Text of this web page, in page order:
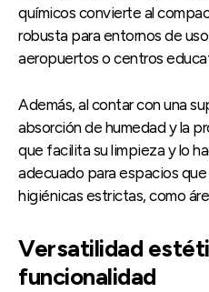
químicos convierte al
robusta para entornos de
aeropuertos o centros
Además, al contar con una
absorción de humedad y la
que facilita su limpieza y lo
adecuado para espacios
higiénicas estrictas, como
Versatilidad
funcionalidad